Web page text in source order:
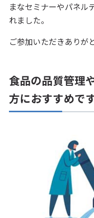
まなセミナーやパネル
れました。
ご参加いただきありが
食品の品質管理
方におすすめで